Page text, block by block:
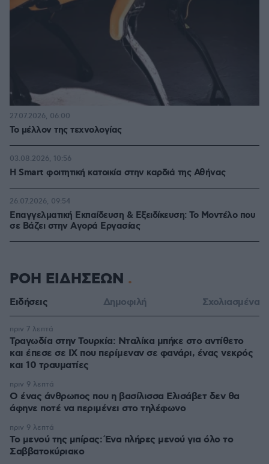
Το μέλλον της τεχνολογίας
27.07.2026, 06:00
Η Smart φοιτητική κατοικία στην καρδιά της Αθήνας
03.08.2026, 10:56
Επαγγελματική Εκπαίδευση & Εξειδίκευση: Το Mοντέλο που
σε Bάζει στην Aγορά Eργασίας
26.07.2026, 09:54
ΡΟΗ ΕΙΔΗΣΕΩΝ
Ειδήσεις Δημοφιλή Σχολιασμένα
Τραγωδία στην Τουρκία: Νταλίκα μπήκε στο αντίθετο
και έπεσε σε ΙΧ που περίμεναν σε φανάρι, ένας νεκρός
και 10 τραυματίες
πριν 7 λεπτά
Ο ένας άνθρωπος που η βασίλισσα Ελισάβετ δεν θα
άφηνε ποτέ να περιμένει στο τηλέφωνο
πριν 9 λεπτά
Το μενού της μπίρας: Ένα πλήρες μενού για όλο το
Σαββατοκύριακο
πριν 9 λεπτά